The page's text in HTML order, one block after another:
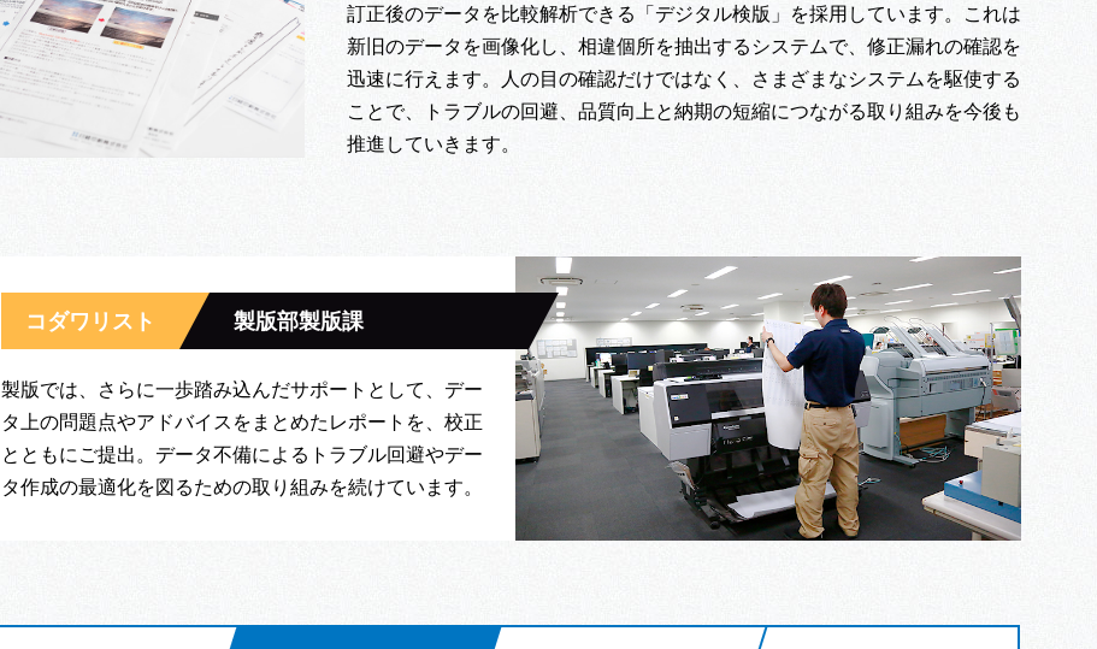
訂正後のデータを比較解析できる「デジタル検版」を採用しています。これは
新旧のデータを画像化し、相違個所を抽出するシステムで、修正漏れの確認を
迅速に行えます。人の目の確認だけではなく、さまざまなシステムを駆使する
ことで、トラブルの回避、品質向上と納期の短縮につながる取り組みを今後も
推進していきます。
コダワリスト 製版部製版課
製版では、さらに一歩踏み込んだサポートとして、デー
タ上の問題点やアドバイスをまとめたレポートを、校正
とともにご提出。データ不備によるトラブル回避やデー
タ作成の最適化を図るための取り組みを続けています。